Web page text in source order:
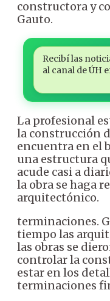
constructora y
Gauto.
Recibí las
al canal de ÚH
La profesional
la construcción
encuentra en el
una estructura
acude casi a
la obra se haga
arquitectónico.
terminaciones.
tiempo las
las obras se
controlar la
estar en los
terminaciones